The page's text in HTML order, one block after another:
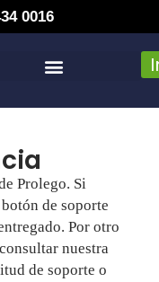
0016
Prolego. Si
de soporte
Por otro
nuestra
de soporte o